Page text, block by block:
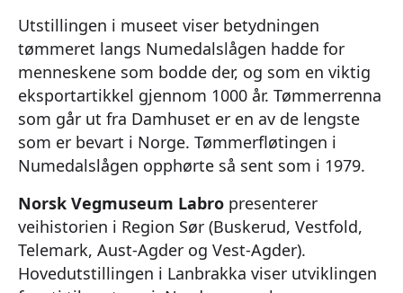
Utstillingen i museet viser betydningen
tømmeret langs Numedalslågen hadde for
menneskene som bodde der, og som en viktig
eksportartikkel gjennom 1000 år. Tømmerrenna
som går ut fra Damhuset er en av de lengste
som er bevart i Norge. Tømmerfløtingen i
Numedalslågen opphørte så sent som i 1979.
Norsk Vegmuseum Labro presenterer
veihistorien i Region Sør (Buskerud, Vestfold,
Telemark, Aust-Agder og Vest-Agder).
Hovedutstillingen i Lanbrakka viser utviklingen